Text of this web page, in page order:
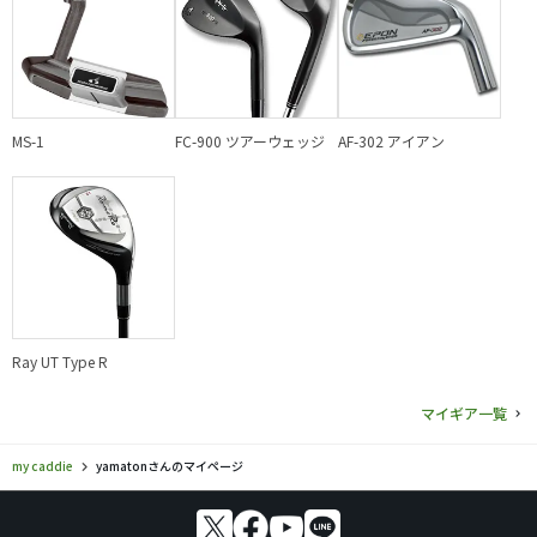
MS-1 FC-900 ツアーウェッジ AF-302 アイアン
Ray UT Type R
マイギア一覧
my caddie yamatonさんのマイページ